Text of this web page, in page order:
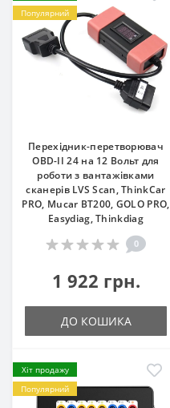
Популярний
Перехідник-перетворювач
OBD-II 24 на 12 Вольт для
роботи з вантажівками
сканерів LVS Scan, ThinkCar
PRO, Mucar BT200, GOLO PRO,
Easydiag, Thinkdiag
0
1 922 грн.
ДО КОШИКА
Хіт продажу
Популярний